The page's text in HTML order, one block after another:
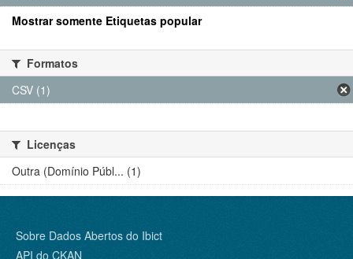
Mostrar somente Etiquetas popular
Formatos
CSV (1)
Licenças
Outra (Domínio Públ... (1)
Sobre Dados Abertos do Ibict
API do CKAN